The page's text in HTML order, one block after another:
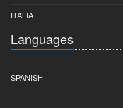
ITALIA
Languages
SPANISH